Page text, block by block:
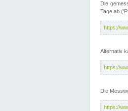
Die
Tage ab
https://
Alternativ
https://
Die
https://